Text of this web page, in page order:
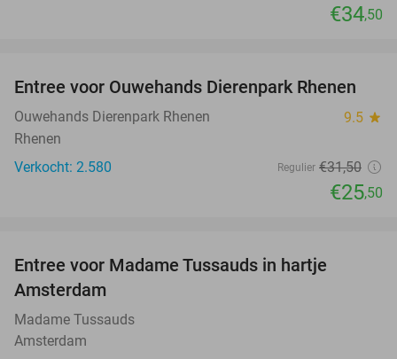
€34,50
19%
Entree voor Ouwehands Dierenpark Rhenen
Ouwehands Dierenpark Rhenen 9.5 star
Rhenen
Verkocht: 2.580
Regulier €31,50
€25,50
Entree voor Madame Tussauds in hartje
Amsterdam
Madame Tussauds
Amsterdam